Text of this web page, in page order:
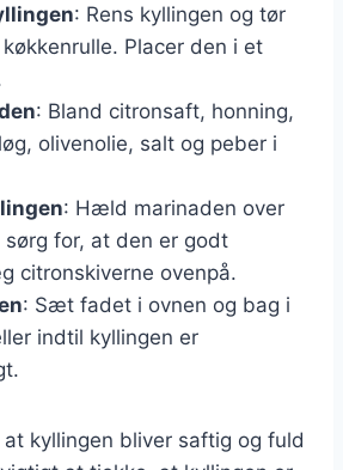
: Rens kyllingen og tør
Placer den i et
: Bland citronsaft, honning,
olivenolie, salt og peber i
: Hæld marinaden over
sørg for, at den er godt
citronskiverne ovenpå.
: Sæt fadet i ovnen og bag i
indtil kyllingen er
at kyllingen bliver saftig og fuld